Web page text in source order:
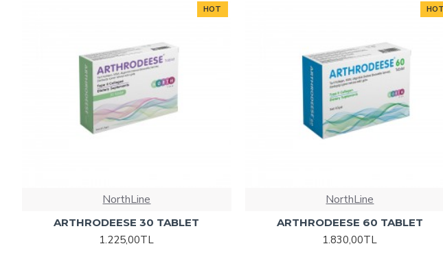
HOT
NorthLine
ARTHRODEESE 30 TABLET
1.225,00TL
HOT
NorthLine
ARTHRODEESE 60 TABLET
1.830,00TL